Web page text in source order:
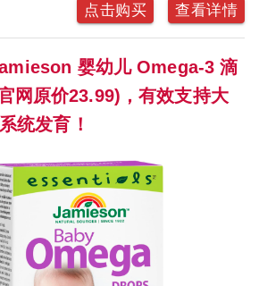
点击购买 查看详情
婴幼儿 Omega-3 滴
网原价23.99)，有效支持大
统发育！